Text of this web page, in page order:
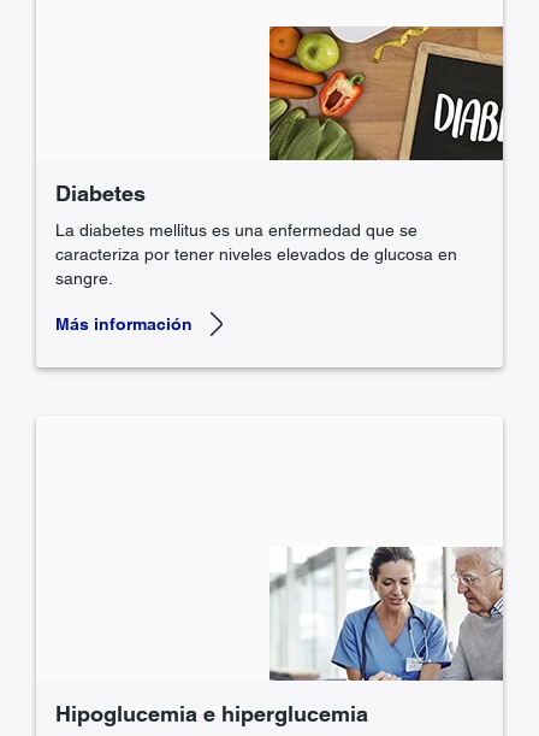
Diabetes
La diabetes mellitus es una enfermedad que se
caracteriza por tener niveles elevados de glucosa en
sangre.
Más información
Hipoglucemia e hiperglucemia